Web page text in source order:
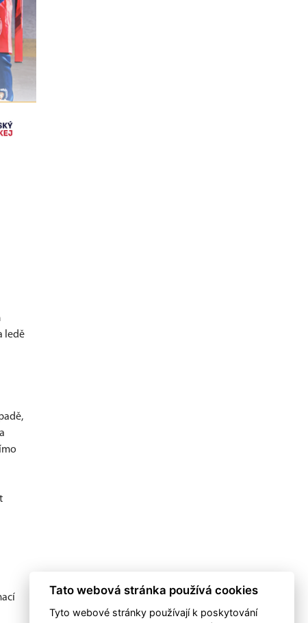
ledě
Tato webová stránka používá cookies
Tyto webové stránky používají k poskytování